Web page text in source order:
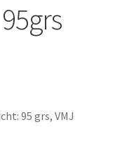
95 grs, VMJ